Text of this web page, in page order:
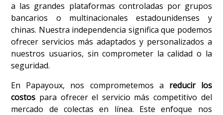
a las grandes plataformas controladas por grupos
bancarios o multinacionales estadounidenses y
chinas. Nuestra independencia significa que podemos
ofrecer servicios más adaptados y personalizados a
nuestros usuarios, sin comprometer la calidad o la
seguridad.
En Papayoux, nos comprometemos a reducir los
costos para ofrecer el servicio más competitivo del
mercado de colectas en línea. Este enfoque nos